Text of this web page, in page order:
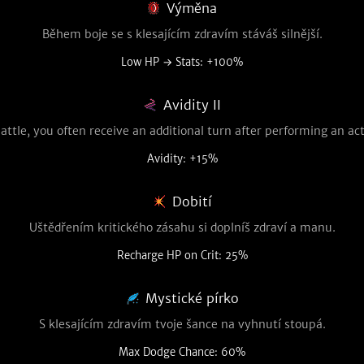
Výměna
Během boje se s klesajícím zdravím stáváš silnější.
Low HP → Stats: +100%
Avidity II
you often receive an additional turn after performing an
Avidity: +15%
Dobití
Uštědřením kritického zásahu si doplníš zdraví a manu.
Recharge HP on Crit: 25%
Mystické pírko
S klesajícím zdravím tvoje šance na vyhnutí stoupá.
Max Dodge Chance: 60%